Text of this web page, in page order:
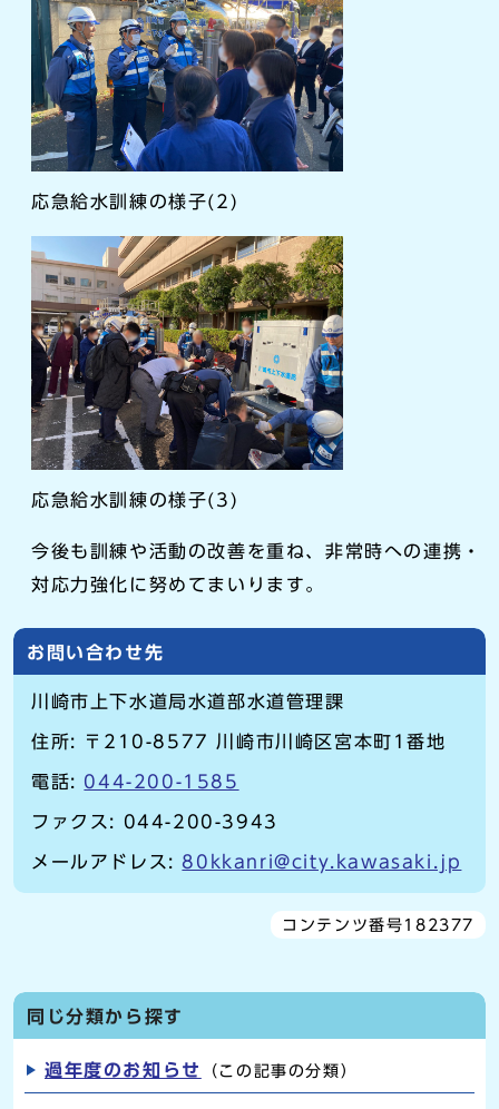
応急給水訓練の様子(2)
応急給水訓練の様子(3)
今後も訓練や活動の改善を重ね、非常時への連携・
対応力強化に努めてまいります。
お問い合わせ先
川崎市上下水道局水道部水道管理課
住所: 〒210-8577 川崎市川崎区宮本町1番地
電話: 044-200-1585
ファクス: 044-200-3943
メールアドレス: 80kkanri@city.kawasaki.jp
コンテンツ番号182377
同じ分類から探す
過年度のお知らせ （この記事の分類）